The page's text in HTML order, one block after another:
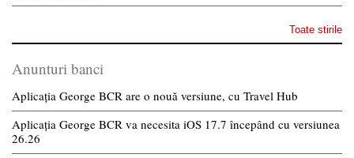
Toate stirile
Anunturi banci
Aplicația George BCR are o nouă versiune, cu Travel Hub
Aplicația George BCR va necesita iOS 17.7 începând cu versiunea
26.26